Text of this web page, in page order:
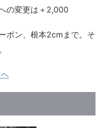
の変更は＋2,000
ポン、根本2cmまで。そ